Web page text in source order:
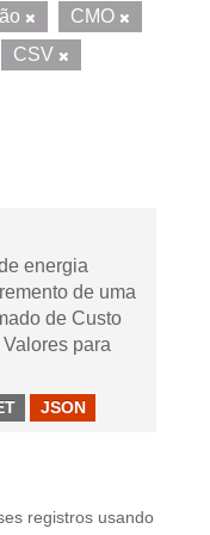
CMO
CSV
energia
de uma
de Custo
para
JSON
registros usando